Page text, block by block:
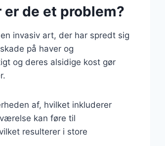
de et problem?
invasiv art, der har spredt sig
på haver og
og deres alsidige kost gør
af, hvilket inkluderer
kan føre til
resulterer i store